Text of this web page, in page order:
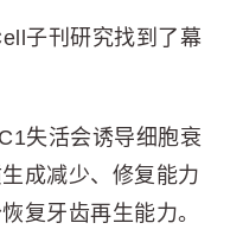
子刊研究找到了幕
失活会诱导细胞衰
成减少、修复能力
复牙齿再生能力。